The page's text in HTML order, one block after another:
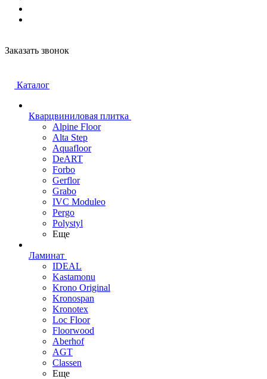
Заказать звонок
Каталог
Кварцвиниловая плитка
Alpine Floor
Alta Step
Aquafloor
DeART
Forbo
Gerflor
Grabo
IVC Moduleo
Pergo
Polystyl
Еще
Ламинат
IDEAL
Kastamonu
Krono Original
Kronospan
Kronotex
Loc Floor
Floorwood
Aberhof
AGT
Classen
Еще